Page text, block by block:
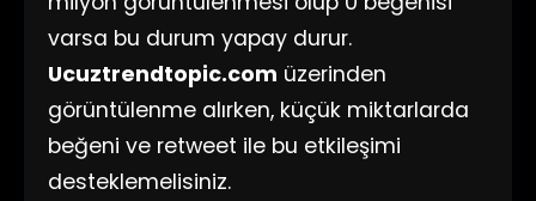
varsa bu durum yapay durur.
Ucuztrendtopic.com üzerinden
görüntülenme alırken, küçük miktarlarda
beğeni ve retweet ile bu etkileşimi
desteklemelisiniz.